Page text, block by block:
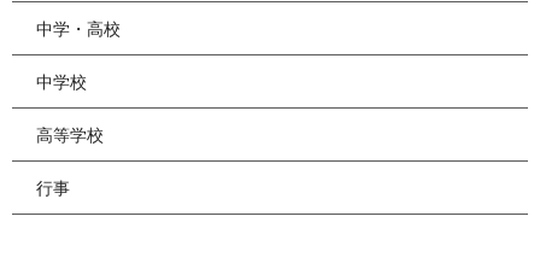
中学・高校
中学校
高等学校
行事